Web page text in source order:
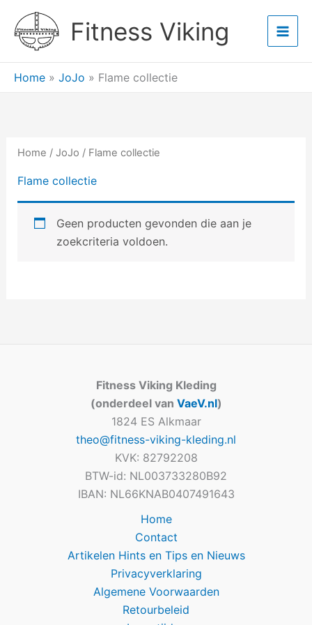
naar
inhoud
Fitness Viking
Main
Home » JoJo » Flame collectie
Home / JoJo / Flame collectie
Flame collectie
Geen producten gevonden die aan je
zoekcriteria voldoen.
Fitness Viking Kleding
(onderdeel van VaeV.nl)
1824 ES Alkmaar
theo@fitness-viking-kleding.nl
KVK: 82792208
BTW-id: NL003733280B92
IBAN: NL66KNAB0407491643
Home
Contact
Artikelen Hints en Tips en Nieuws
Privacyverklaring
Algemene Voorwaarden
Retourbeleid